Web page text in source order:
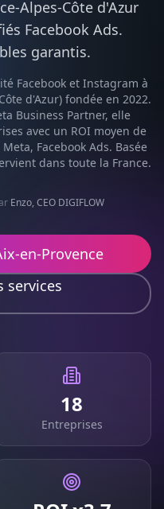
Alpes-Côte d'Azur
Facebook Ads.
garantis.
Facebook et Instagram à
d'Azur) fondée en 2022.
Business Partner, elle
avec un ROI moyen de
Facebook Ads. Basée
dans toute la France.
Enzo, CEO DIGIFLOW
en-Provence
services
18
Entreprises